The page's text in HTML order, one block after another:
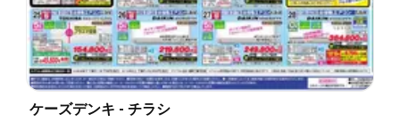
ケーズデンキ - チラシ